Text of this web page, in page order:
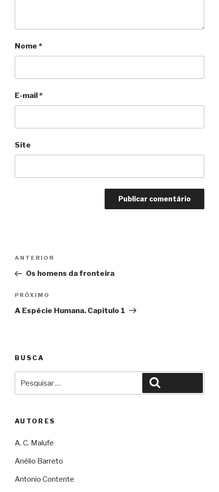
Nome *
E-mail*
Site
Post
Anterior
ANTERIOR
Os homens da fronteira
Próximo
PRÓXIMO
A Espécie Humana. Capítulo 1
BUSCA
por:
AUTORES
A. C. Malufe
Anélio Barreto
Antonio Contente